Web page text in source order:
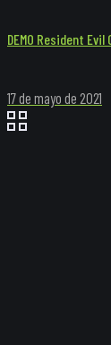
DEMO Resident
17 de mayo de 2021